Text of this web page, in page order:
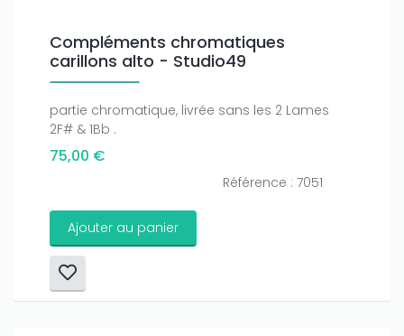
Compléments chromatiques
carillons alto - Studio49
partie chromatique, livrée sans les 2 Lames
2F# & 1Bb .
75,00 €
Référence : 7051
Ajouter au panier